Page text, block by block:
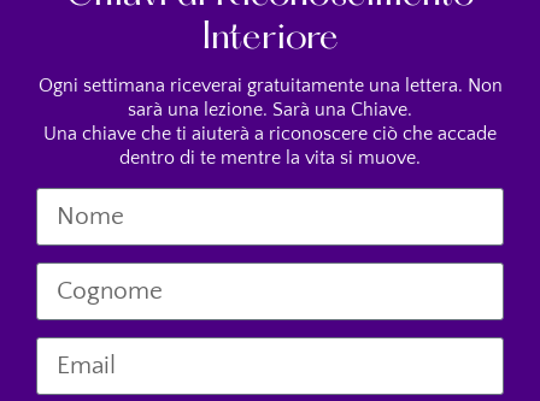
Interiore
Ogni settimana riceverai gratuitamente una lettera. Non
sarà una lezione. Sarà una Chiave.
Una chiave che ti aiuterà a riconoscere ciò che accade
dentro di te mentre la vita si muove.